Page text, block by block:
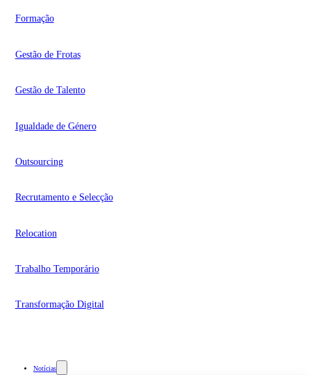
Formação
Gestão de Frotas
Gestão de Talento
Igualdade de Género
Outsourcing
Recrutamento e Selecção
Relocation
Trabalho Temporário
Transformação Digital
Notícias